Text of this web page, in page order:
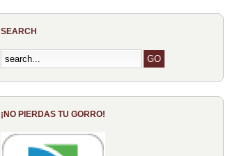
SEARCH
¡NO PIERDAS TU GORRO!